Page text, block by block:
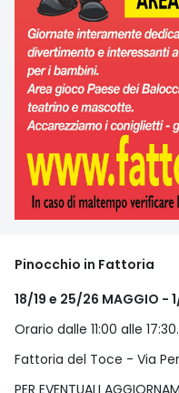
Pinocchio in Fattoria
18/19 e 25/26 MAGGIO -
Orario dalle 11:00 alle 17:30.
Fattoria del Toce - Via